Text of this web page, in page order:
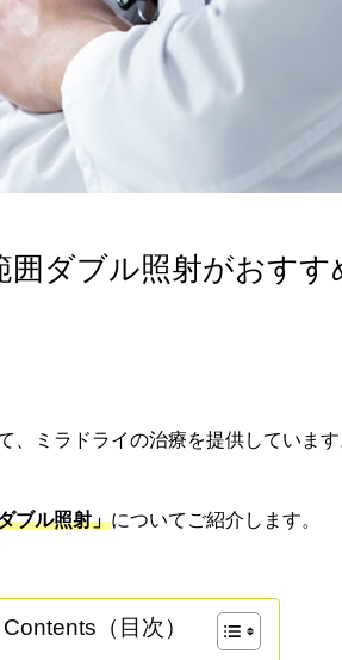
ダブル照射がおすす
ミラドライの治療を提供しています
ブル照射」についてご紹介します。
Contents（目次）